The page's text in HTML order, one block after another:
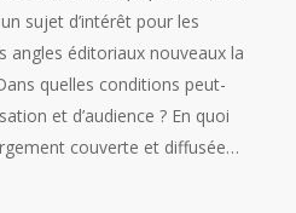
sujet d’intérêt pour les
angles éditoriaux nouveaux la
quelles conditions peut-
et d’audience ? En quoi
couverte et diffusée…